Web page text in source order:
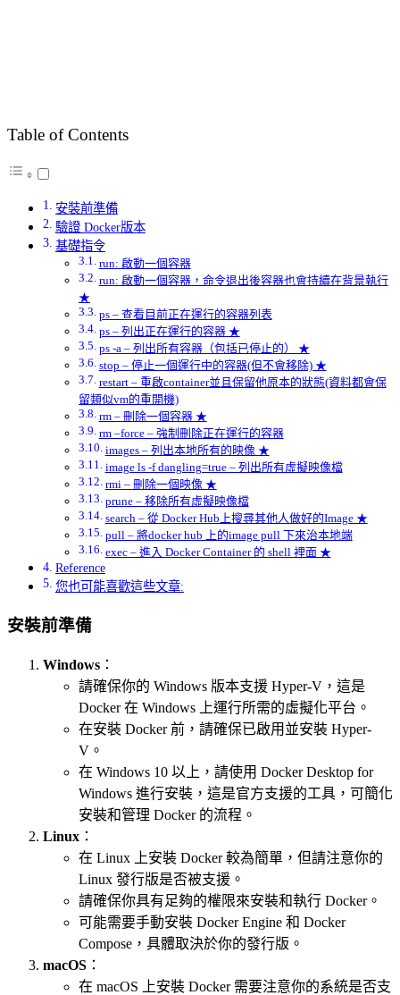
Table of Contents
安裝前準備
驗證 Docker版本
基礎指令
run: 啟動一個容器
run: 啟動一個容器，命令退出後容器也會持續在背景執行
★
ps – 查看目前正在運行的容器列表
ps – 列出正在運行的容器 ★
ps -a – 列出所有容器（包括已停止的） ★
stop – 停止一個運行中的容器(但不會移除) ★
restart – 重啟container並且保留他原本的狀態(資料都會保
留類似vm的重開機)
rm – 刪除一個容器 ★
rm –force – 強制刪除正在運行的容器
images – 列出本地所有的映像 ★
image ls -f dangling=true – 列出所有虛擬映像檔
rmi – 刪除一個映像 ★
prune – 移除所有虛擬映像檔
search – 從 Docker Hub上搜尋其他人做好的Image ★
pull – 將docker hub 上的image pull 下來治本地端
exec – 進入 Docker Container 的 shell 裡面 ★
Reference
您也可能喜歡這些文章:
安裝前準備
Windows ：
請確保你的 Windows 版本支援 Hyper-V，這是
Docker 在 Windows 上運行所需的虛擬化平台。
在安裝 Docker 前，請確保已啟用並安裝 Hyper-
V。
在 Windows 10 以上，請使用 Docker Desktop for
Windows 進行安裝，這是官方支援的工具，可簡化
安裝和管理 Docker 的流程。
Linux ：
在 Linux 上安裝 Docker 較為簡單，但請注意你的
Linux 發行版是否被支援。
請確保你具有足夠的權限來安裝和執行 Docker。
可能需要手動安裝 Docker Engine 和 Docker
Compose，具體取決於你的發行版。
macOS ：
在 macOS 上安裝 Docker 需要注意你的系統是否支